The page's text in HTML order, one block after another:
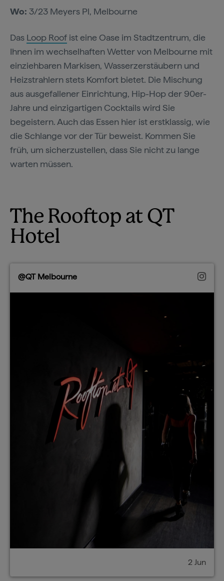
Wo: 3/23 Meyers Pl, Melbourne
Das Loop Roof ist eine Oase im Stadtzentrum, die
Ihnen im wechselhaften Wetter von Melbourne mit
einziehbaren Markisen, Wasserzerstäubern und
Heizstrahlern stets Komfort bietet. Die Mischung
aus ausgefallener Einrichtung, Hip-Hop der 90er-
Jahre und einzigartigen Cocktails wird Sie
begeistern. Auch das Essen hier ist erstklassig, wie
die Schlange vor der Tür beweist. Kommen Sie
früh, um sicherzustellen, dass Sie nicht zu lange
warten müssen.
The Rooftop at QT
Hotel
@QT Melbourne
2 Jun